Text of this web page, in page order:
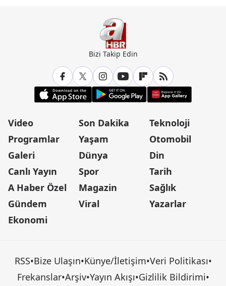
Bizi Takip Edin
Video
Programlar
Galeri
Canlı Yayın
A Haber Özel
Gündem
Ekonomi
Son Dakika
Yaşam
Dünya
Spor
Magazin
Viral
Teknoloji
Otomobil
Din
Tarih
Sağlık
Yazarlar
RSS•Bize Ulaşın•Künye/İletişim•Veri Politikası•
Frekanslar•Arşiv•Yayın Akışı•Gizlilik Bildirimi•